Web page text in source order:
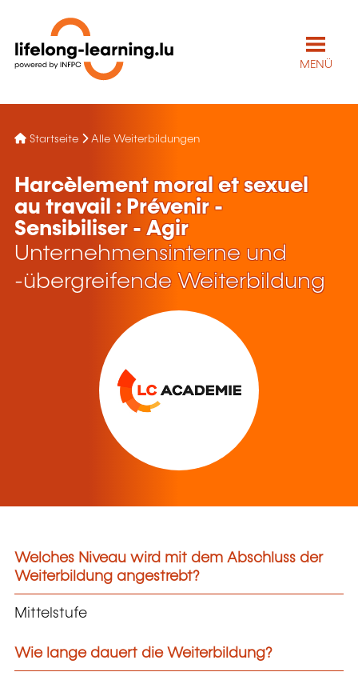
MENÜ
Startseite Alle Weiterbildungen
Harcèlement moral et sexuel
au travail : Prévenir -
Sensibiliser - Agir
Unternehmensinterne und
-übergreifende Weiterbildung
Welches Niveau wird mit dem Abschluss der
Weiterbildung angestrebt?
Mittelstufe
Wie lange dauert die Weiterbildung?